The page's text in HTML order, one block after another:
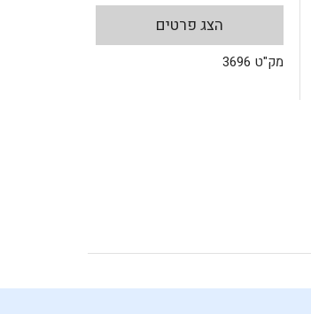
הצג פרטים
מק"ט 3696